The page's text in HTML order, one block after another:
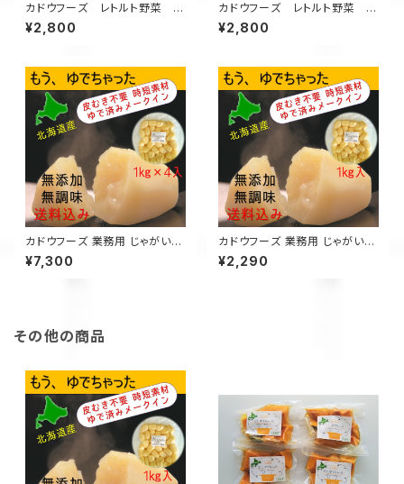
カドウフーズ レトルト野菜 も
うゆでちゃった じゃがいも 200
g×4パック / 北海道 無添加 非
¥2,800
カドウフーズ レトルト野菜 も
うゆでちゃった カボチャ 200
g×4パック / 北海道 無添加 非
¥2,800
カドウフーズ 業務用 じゃがい
も もうゆでちゃった 1㎏×4パ
ック / 北海道 無添加 非常食 時
¥7,300
カドウフーズ 業務用 じゃがい
も もうゆでちゃった 1㎏×1パッ
ク / 北海道 無添加 非常食 時
¥2,290
その他の商品